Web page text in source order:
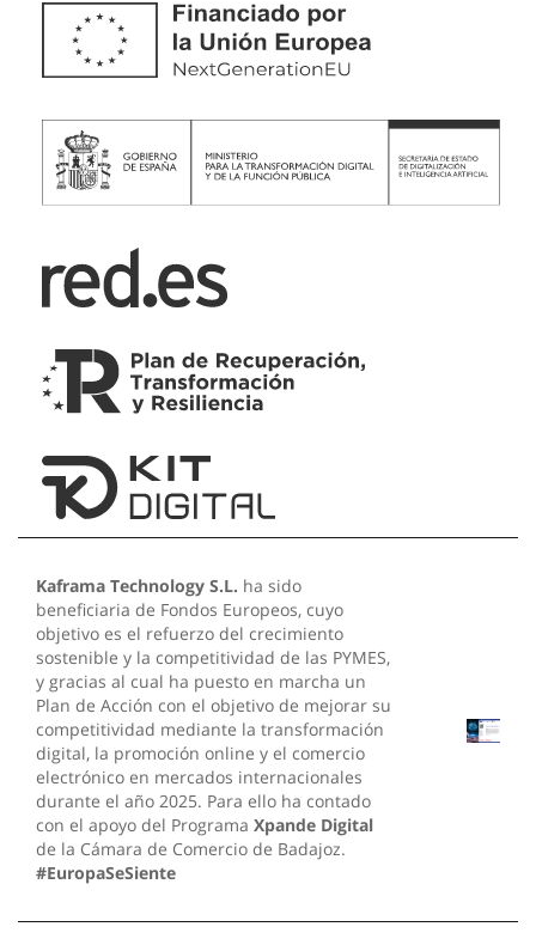
Kaframa Technology S.L. ha sido
beneficiaria de Fondos Europeos, cuyo
objetivo es el refuerzo del crecimiento
sostenible y la competitividad de las PYMES,
y gracias al cual ha puesto en marcha un
Plan de Acción con el objetivo de mejorar su
competitividad mediante la transformación
digital, la promoción online y el comercio
electrónico en mercados internacionales
durante el año 2025. Para ello ha contado
con el apoyo del Programa Xpande Digital
de la Cámara de Comercio de Badajoz.
#EuropaSeSiente